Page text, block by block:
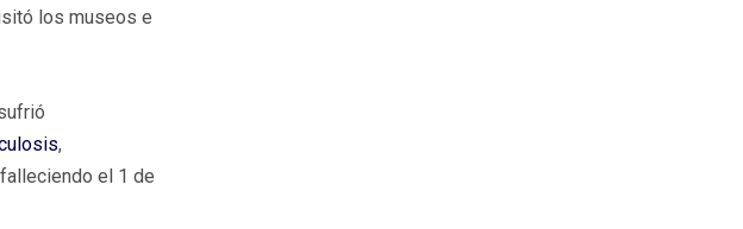
los museos e
,
el 1 de